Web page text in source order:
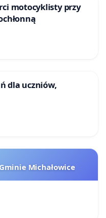
motocyklisty przy
dla uczniów,
Michałowice